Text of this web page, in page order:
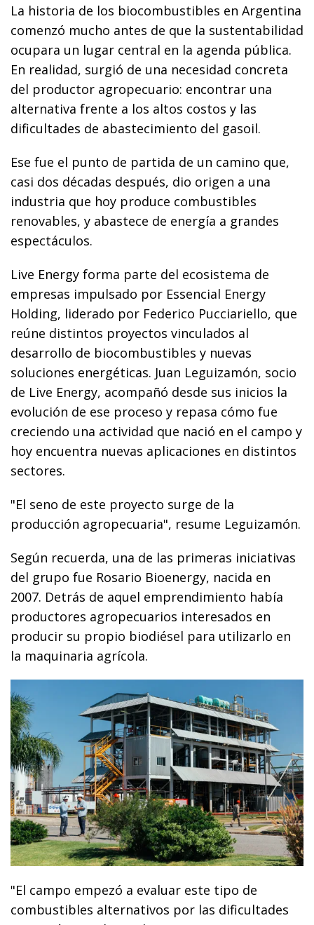
La historia de los biocombustibles en Argentina
comenzó mucho antes de que la sustentabilidad
ocupara un lugar central en la agenda pública.
En realidad, surgió de una necesidad concreta
del productor agropecuario: encontrar una
alternativa frente a los altos costos y las
dificultades de abastecimiento del gasoil.
Ese fue el punto de partida de un camino que,
casi dos décadas después, dio origen a una
industria que hoy produce combustibles
renovables, y abastece de energía a grandes
espectáculos.
Live Energy forma parte del ecosistema de
empresas impulsado por Essencial Energy
Holding, liderado por Federico Pucciariello, que
reúne distintos proyectos vinculados al
desarrollo de biocombustibles y nuevas
soluciones energéticas. Juan Leguizamón, socio
de Live Energy, acompañó desde sus inicios la
evolución de ese proceso y repasa cómo fue
creciendo una actividad que nació en el campo y
hoy encuentra nuevas aplicaciones en distintos
sectores.
"El seno de este proyecto surge de la
producción agropecuaria", resume Leguizamón.
Según recuerda, una de las primeras iniciativas
del grupo fue Rosario Bioenergy, nacida en
2007. Detrás de aquel emprendimiento había
productores agropecuarios interesados en
producir su propio biodiésel para utilizarlo en
la maquinaria agrícola.
"El campo empezó a evaluar este tipo de
combustibles alternativos por las dificultades